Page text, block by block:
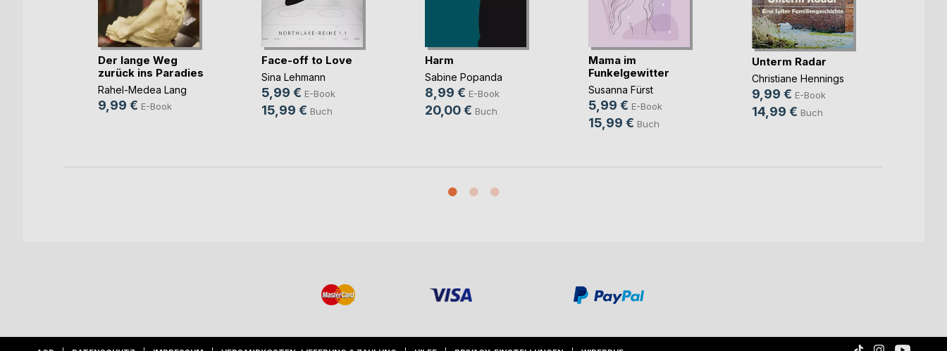
Der lange Weg
zurück ins Paradies
Rahel-Medea Lang
9,99 € E-Book
Face-off to Love
Sina Lehmann
5,99 € E-Book
15,99 € Buch
Harm
Sabine Popanda
8,99 € E-Book
20,00 € Buch
Mama im
Funkelgewitter
Susanna Fürst
5,99 € E-Book
15,99 € Buch
Unterm Radar
Christiane Hennings
9,99 € E-Book
14,99 € Buch